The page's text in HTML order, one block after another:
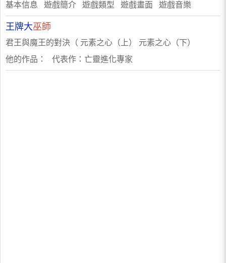
基本信息 遊戲簡介 遊戲類型 遊戲畫面 遊戲音樂
王牌大巫師
君王與魔王的對決（ 元素之心（上） 元素之心（下）
他的作品： 代表作：亡靈進化專家